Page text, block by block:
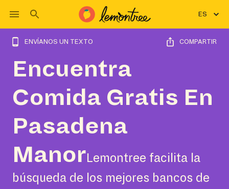
ES
ENVÍANOS UN TEXTO COMPARTIR
Encuentra
Comida Gratis En
Pasadena
Manor Lemontree facilita la
búsqueda de los mejores bancos de